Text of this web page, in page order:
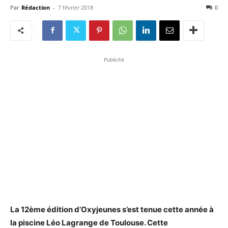
Par Rédaction - 7 février 2018 0
Publicité
La 12ème édition d’Oxyjeunes s’est tenue cette année à
la piscine Léo Lagrange de Toulouse. Cette